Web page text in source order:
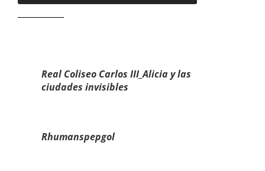
Real Coliseo Carlos III_Alicia y las
ciudades invisibles
Rhumanspepgol